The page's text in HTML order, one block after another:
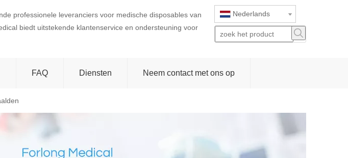
professionele leveranciers voor medische disposables van
biedt uitstekende klantenservice en ondersteuning voor
Nederlands
FAQ Diensten Neem contact met ons op